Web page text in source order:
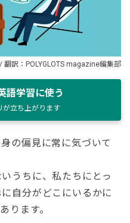
訳：POLYGLOTS magazine編集部
語学習に使う
が立ち上がります
の偏見に常に気づいて
うちに、私たちにとっ
自分がどこにいるかに
ります。